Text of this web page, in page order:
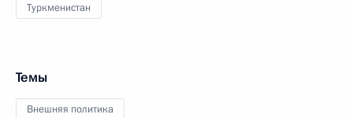
Туркменистан
Темы
Внешняя политика